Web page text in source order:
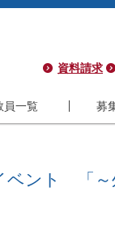
資料請求
員一覧 募
ベント 「